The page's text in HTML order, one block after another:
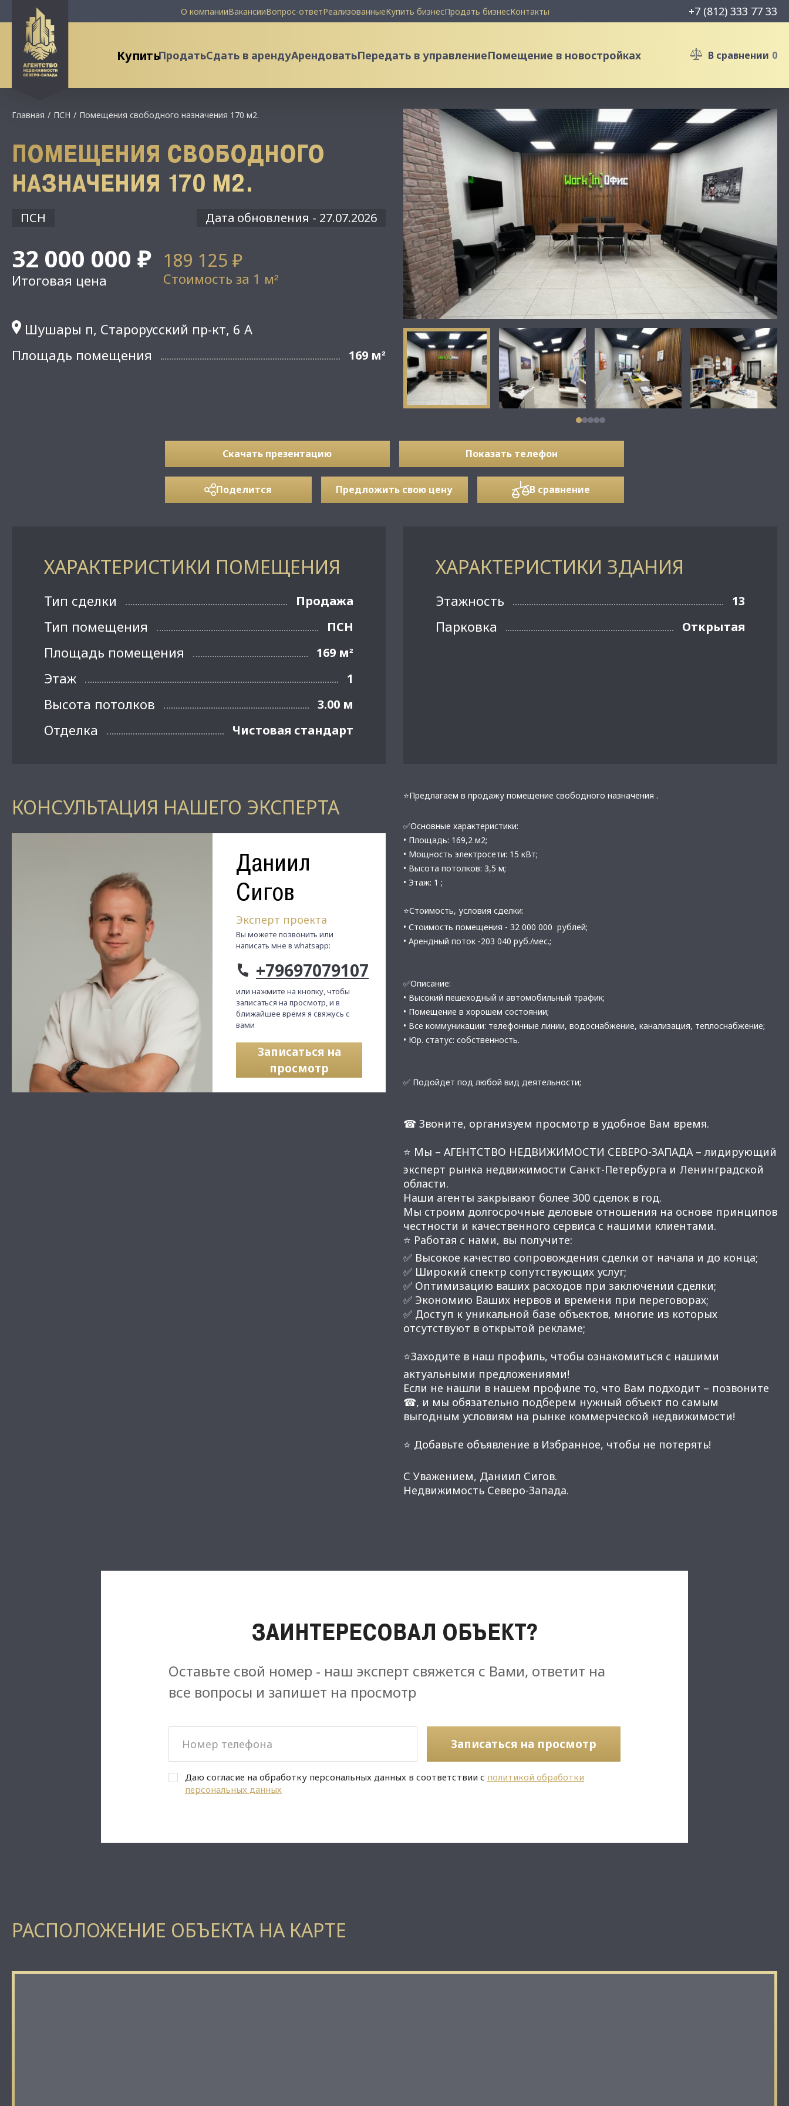
О компанииВакансииВопрос-ответРеализованныеКупить бизнесПродать бизнесКонтакты +7 (812) 333 77 33
КупитьПродатьСдать в арендуАрендоватьПередать в управлениеПомещение в новостройках В сравнении 0
Главная ПСН Помещения свободного назначения 170 м2.
ПОМЕЩЕНИЯ СВОБОДНОГО
НАЗНАЧЕНИЯ 170 М2.
ПСН Дата обновления - 27.07.2026
32 000 000 ₽
Итоговая цена
189 125 ₽
Стоимость за 1 м²
Шушары п, Старорусский пр-кт, 6 А
Площадь помещения
169 м²
Скачать презентацию Показать телефон
Поделится Предложить свою цену В сравнение
ХАРАКТЕРИСТИКИ ПОМЕЩЕНИЯ
Тип сделки Продажа
Тип помещения ПСН
Площадь помещения 169 м²
Этаж 1
Высота потолков 3.00 м
Отделка Чистовая стандарт
ХАРАКТЕРИСТИКИ ЗДАНИЯ
Этажность 13
Парковка Открытая
КОНСУЛЬТАЦИЯ НАШЕГО ЭКСПЕРТА
Даниил
Сигов
Эксперт проекта
Вы можете позвонить или
написать мне в whatsapp:
+79697079107
или нажмите на кнопку, чтобы
записаться на просмотр, и в
ближайшее время я свяжусь с
вами
Записаться на
просмотр
⭐Предлагаем в продажу помещение свободного назначения .
✅Основные характеристики:
• Площадь: 169,2 м2;
• Мощность электросети: 15 кВт;
• Высота потолков: 3,5 м;
• Этаж: 1 ;
⭐Стоимость, условия сделки:
• Стоимость помещения - 32 000 000 рублей;
• Арендный поток -203 040 руб./мес.;
✅Описание:
• Высокий пешеходный и автомобильный трафик;
• Помещение в хорошем состоянии;
• Все коммуникации: телефонные линии, водоснабжение, канализация, теплоснабжение;
• Юр. статус: собственность.
✅ Подойдет под любой вид деятельности;
☎ Звоните, организуем просмотр в удобное Вам время.
⭐ Мы – АГЕНТСТВО НЕДВИЖИМОСТИ СЕВЕРО-ЗАПАДА – лидирующий
эксперт рынка недвижимости Санкт-Петербурга и Ленинградской
области.
Наши агенты закрывают более 300 сделок в год.
Мы строим долгосрочные деловые отношения на основе принципов
честности и качественного сервиса с нашими клиентами.
⭐ Работая с нами, вы получите:
✅ Высокое качество сопровождения сделки от начала и до конца;
✅ Широкий спектр сопутствующих услуг;
✅ Оптимизацию ваших расходов при заключении сделки;
✅ Экономию Ваших нервов и времени при переговорах;
✅ Доступ к уникальной базе объектов, многие из которых
отсутствуют в открытой рекламе;
⭐Заходите в наш профиль, чтобы ознакомиться с нашими
актуальными предложениями!
Если не нашли в нашем профиле то, что Вам подходит – позвоните
☎, и мы обязательно подберем нужный объект по самым
выгодным условиям на рынке коммерческой недвижимости!
⭐ Добавьте объявление в Избранное, чтобы не потерять!
С Уважением, Даниил Сигов.
Недвижимость Северо-Запада.
ЗАИНТЕРЕСОВАЛ ОБЪЕКТ?
Оставьте свой номер - наш эксперт свяжется с Вами, ответит на
все вопросы и запишет на просмотр
Записаться на просмотр
Даю согласие на обработку персональных данных в соответствии с политикой обработки
персональных данных
РАСПОЛОЖЕНИЕ ОБЪЕКТА НА КАРТЕ